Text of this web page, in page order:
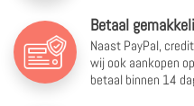
Betaal
Naast PayPal,
wij ook aankopen
betaal binnen 14